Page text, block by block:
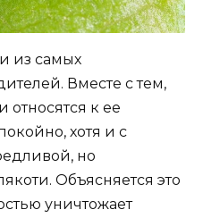
из самых
Вместе с тем,
к ее
хотя и с
но
Объясняется это
уничтожает